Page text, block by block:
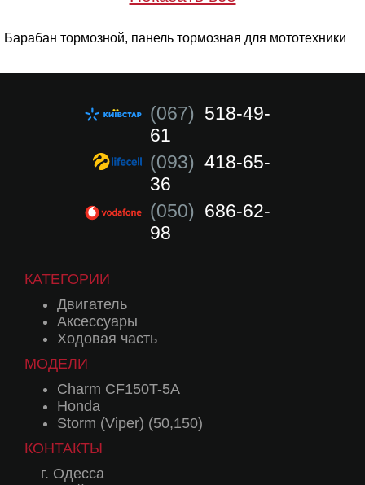
Барабан тормозной, панель тормозная для мототехники
(067) 518-49-
61
(093) 418-65-
36
(050) 686-62-
98
КАТЕГОРИИ
Двигатель
Аксессуары
Ходовая часть
МОДЕЛИ
Charm CF150T-5A
Honda
Storm (Viper) (50,150)
КОНТАКТЫ
г. Одесса